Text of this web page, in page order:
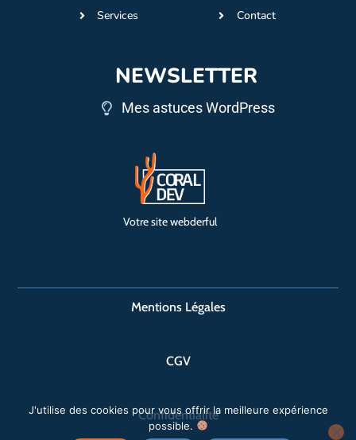
Services
Contact
NEWSLETTER
Mes astuces WordPress
Votre site webderful
Mentions Légales
CGV
Confidentialité
J'utilise des cookies pour vous offrir la meilleure expérience
possible.